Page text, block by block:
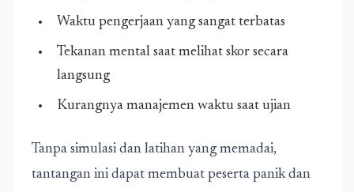
Waktu pengerjaan yang sangat terbatas
Tekanan mental saat melihat skor secara
langsung
Kurangnya manajemen waktu saat ujian
Tanpa simulasi dan latihan yang memadai,
tantangan ini dapat membuat peserta panik dan